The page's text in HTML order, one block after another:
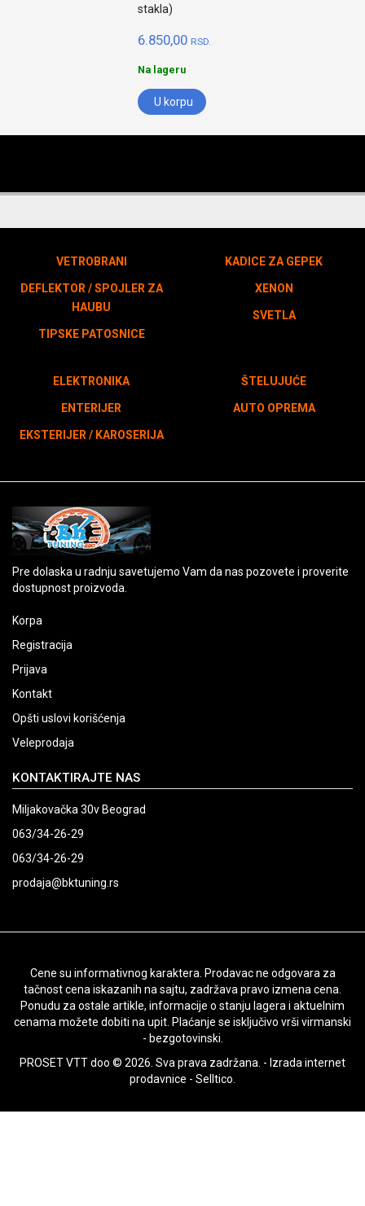
stakla)
6.850,00 RSD.
Na lageru
U korpu
VETROBRANI
DEFLEKTOR / SPOJLER ZA
HAUBU
TIPSKE PATOSNICE
KADICE ZA GEPEK
XENON
SVETLA
ELEKTRONIKA
ENTERIJER
EKSTERIJER / KAROSERIJA
ŠTELUJUĆE
AUTO OPREMA
Pre dolaska u radnju savetujemo Vam da nas pozovete i proverite
dostupnost proizvoda.
Korpa
Registracija
Prijava
Kontakt
Opšti uslovi korišćenja
Veleprodaja
KONTAKTIRAJTE NAS
Miljakovačka 30v Beograd
063/34-26-29
063/34-26-29
prodaja@bktuning.rs
Cene su informativnog karaktera. Prodavac ne odgovara za
tačnost cena iskazanih na sajtu, zadržava pravo izmena cena.
Ponudu za ostale artikle, informacije o stanju lagera i aktuelnim
cenama možete dobiti na upit. Plaćanje se isključivo vrši virmanski
- bezgotovinski.
PROSET VTT doo © 2026. Sva prava zadržana. - Izrada internet
prodavnice - Selltico.